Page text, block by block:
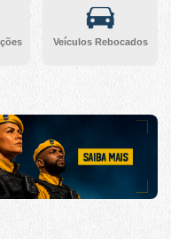
Veículos Rebocados